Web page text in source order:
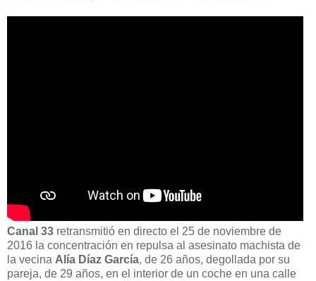
Canal 33 retransmitió en directo el 25 de noviembre de
2016 la concentración en repulsa al asesinato machista de
la vecina Alía Díaz García, de 26 años, degollada por su
pareja, de 29 años, en el interior de un coche en una calle